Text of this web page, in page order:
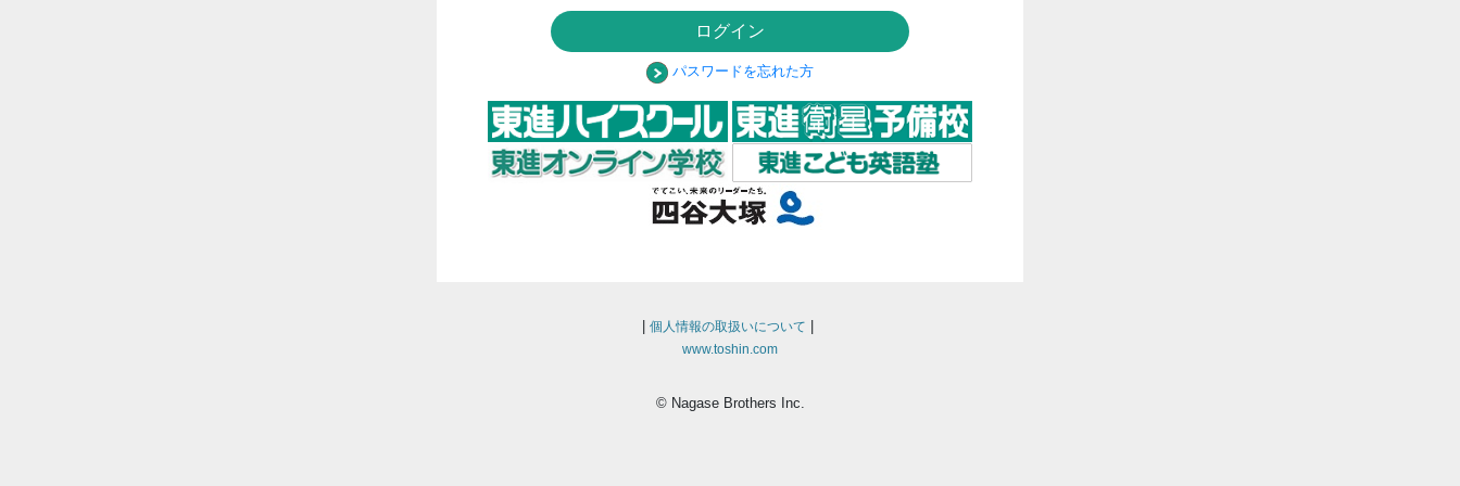
ログイン
パスワードを忘れた方
| 個人情報の取扱いについて |
www.toshin.com
© Nagase Brothers Inc.